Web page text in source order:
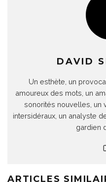
DAVID
Un esthète, un
amoureux des mots, un
sonorités nouvelles, un
intersidéraux, un analyste
gardien
ARTICLES